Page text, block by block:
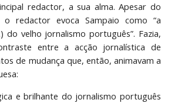
redactor, a sua alma. Apesar do
o redactor evoca Sampaio como “a
do velho jornalismo português”. Fazia,
entre a acção jornalística de
de mudança que, então, animavam a
e brilhante do jornalismo português